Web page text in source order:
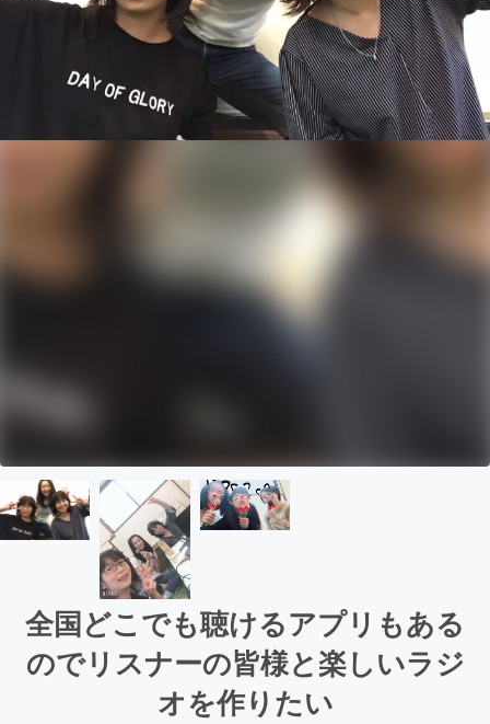
全国どこでも聴けるアプリもある
のでリスナーの皆様と楽しいラジ
オを作りたい